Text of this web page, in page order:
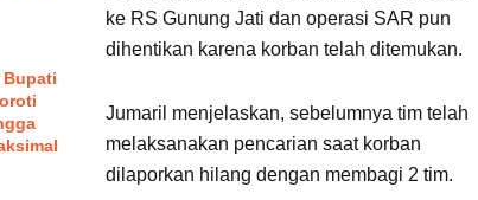
Bupati
ke RS Gunung Jati dan operasi SAR pun
dihentikan karena korban telah ditemukan.
Jumaril menjelaskan, sebelumnya tim telah
melaksanakan pencarian saat korban
dilaporkan hilang dengan membagi 2 tim.